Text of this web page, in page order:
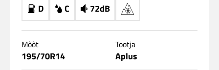
D
C 72dB
Mõõt
195/70R14
Tootja
Aplus